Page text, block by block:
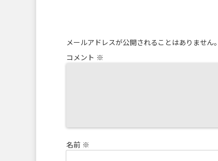
メールアドレスが公開されることはありません。
コメント ※
名前 ※